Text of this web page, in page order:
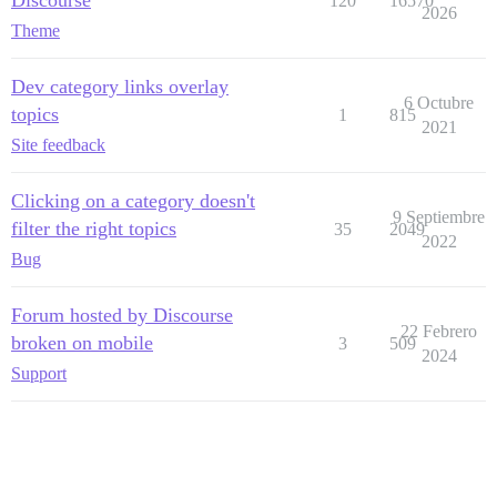
Theme
2026
Dev category links overlay
topics
Site feedback
1 815
6 Octubre
2021
Clicking on a category doesn't
filter the right topics
Bug
35 2049
9 Septiembre
2022
Forum hosted by Discourse
broken on mobile
Support
3 509
22 Febrero
2024